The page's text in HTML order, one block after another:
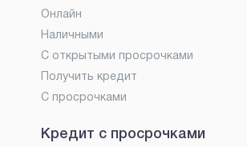
Онлайн
Наличными
С открытыми просрочками
Получить кредит
С просрочками
Кредит с просрочками